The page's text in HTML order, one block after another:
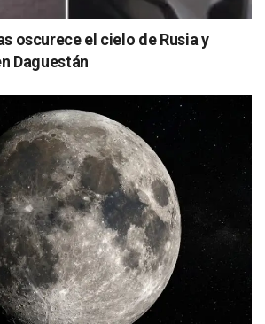
oscurece el cielo de Rusia y
Daguestán